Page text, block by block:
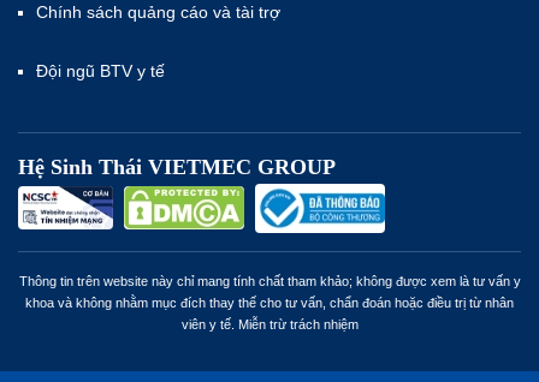
Chính sách quảng cáo và tài trợ
Đội ngũ BTV y tế
Hệ Sinh Thái VIETMEC GROUP
Thông tin trên website này chỉ mang tính chất tham khảo; không được xem là tư vấn y
khoa và không nhằm mục đích thay thế cho tư vấn, chẩn đoán hoặc điều trị từ nhân
viên y tế. Miễn trừ trách nhiệm